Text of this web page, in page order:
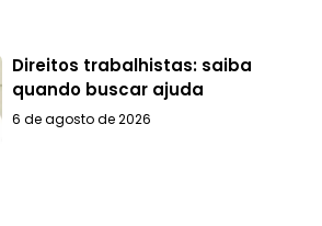
Direitos trabalhistas: saiba
quando buscar ajuda
6 de agosto de 2026